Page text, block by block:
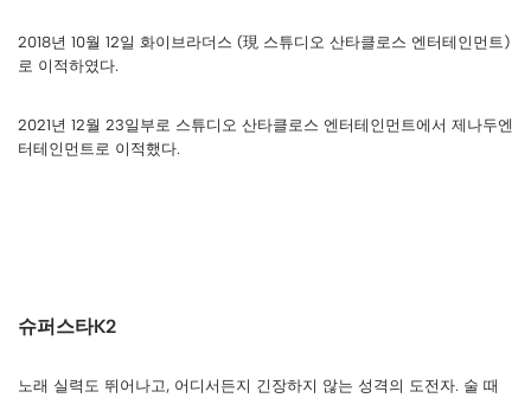
2018년 10월 12일 화이브라더스 (現 스튜디오 산타클로스 엔터테인먼트)
로 이적하였다.
2021년 12월 23일부로 스튜디오 산타클로스 엔터테인먼트에서 제나두엔
터테인먼트로 이적했다.
슈퍼스타K2
노래 실력도 뛰어나고, 어디서든지 긴장하지 않는 성격의 도전자. 술 때